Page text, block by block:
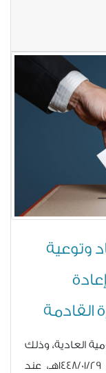
وتوعية
القادمة
العادية، وذلك
يوم الثلاثاء بتاريخ 2026/07/14م الموافق 1448/01/29هـ، عند